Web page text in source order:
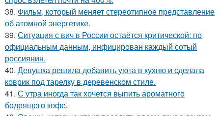
38. Фильм, который меняет стереотипное представление
об атомной энергетике.
39. Ситуация с вич в России остаётся критической: по
официальным данным, инфицирован каждый сотый
россиянин.
40. Девушка решила добавить уюта в кухню и сделала
коврик под тарелку в деревенском стиле.
41. С утра иногда так хочется выпить ароматного
бодрящего кофе.